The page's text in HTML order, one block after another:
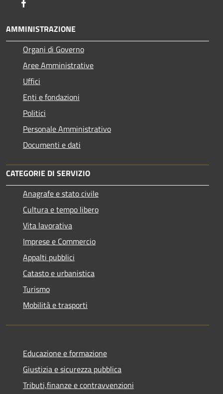
AMMINISTRAZIONE
Organi di Governo
Aree Amministrative
Uffici
Enti e fondazioni
Politici
Personale Amministrativo
Documenti e dati
CATEGORIE DI SERVIZIO
Anagrafe e stato civile
Cultura e tempo libero
Vita lavorativa
Imprese e Commercio
Appalti pubblici
Catasto e urbanistica
Turismo
Mobilità e trasporti
Educazione e formazione
Giustizia e sicurezza pubblica
Tributi,finanze e contravvenzioni